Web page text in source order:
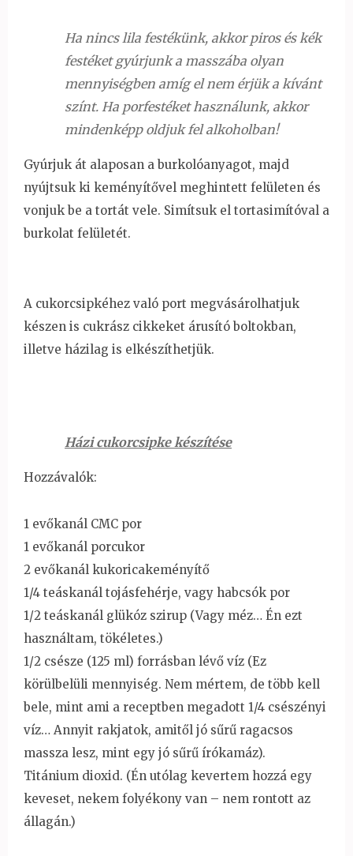
Ha nincs lila festékünk, akkor piros és kék
festéket gyúrjunk a masszába olyan
mennyiségben amíg el nem érjük a kívánt
színt. Ha porfestéket használunk, akkor
mindenképp oldjuk fel alkoholban!
Gyúrjuk át alaposan a burkolóanyagot, majd
nyújtsuk ki keményítővel meghintett felületen és
vonjuk be a tortát vele. Simítsuk el tortasimítóval a
burkolat felületét.
A cukorcsipkéhez való port megvásárolhatjuk
készen is cukrász cikkeket árusító boltokban,
illetve házilag is elkészíthetjük.
Házi cukorcsipke készítése
Hozzávalók:
1 evőkanál CMC por
1 evőkanál porcukor
2 evőkanál kukoricakeményítő
1/4 teáskanál tojásfehérje, vagy habcsók por
1/2 teáskanál glükóz szirup (Vagy méz… Én ezt
használtam, tökéletes.)
1/2 csésze (125 ml) forrásban lévő víz (Ez
körülbelüli mennyiség. Nem mértem, de több kell
bele, mint ami a receptben megadott 1/4 csészényi
víz… Annyit rakjatok, amitől jó sűrű ragacsos
massza lesz, mint egy jó sűrű írókamáz).
Titánium dioxid. (Én utólag kevertem hozzá egy
keveset, nekem folyékony van – nem rontott az
állagán.)